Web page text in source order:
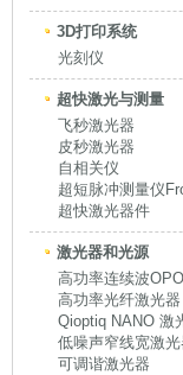
3D打印系统
光刻仪
超快激光与测量
飞秒激光器
皮秒激光器
自相关仪
超短脉冲测量仪
超快激光器件
激光器和光源
高功率连续波OPO
高功率光纤激光器
Qioptiq NANO 激
低噪声窄线宽激光
可调谐激光器